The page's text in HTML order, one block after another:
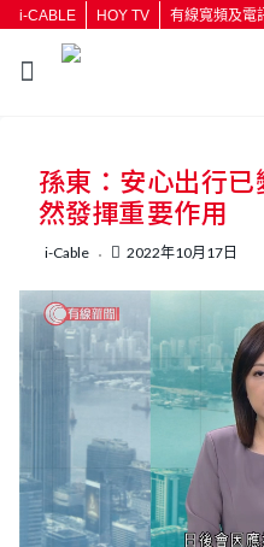
i-CABLE HOY TV 有線寬頻及電
按輸入
孫東：安心出行
然發揮重要作用
i-Cable 2022年10月17日